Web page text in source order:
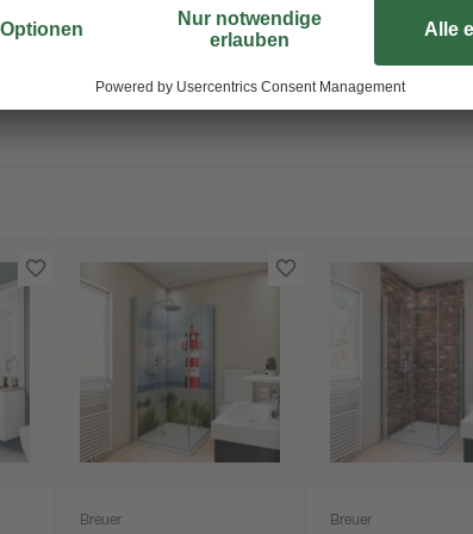
Breuer Breuer